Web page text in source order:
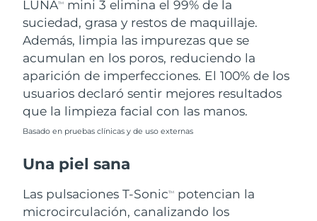
LUNATM
mini 3 elimina el 99% de la
suciedad, grasa y restos de maquillaje.
Además, limpia las impurezas que se
acumulan en los poros, reduciendo la
aparición de imperfecciones. El 100% de los
usuarios declaró sentir mejores resultados
que la limpieza facial con las manos.
Basado en pruebas clínicas y de uso externas
Una piel sana
Las pulsaciones T-SonicTM
potencian la
microcirculación, canalizando los
Rumanía
Rusia
Arabia Saudí Entrega prevista8/13/26
Singapur Entrega prevista
Eslovaquia
Eslovenia Entrega prevista